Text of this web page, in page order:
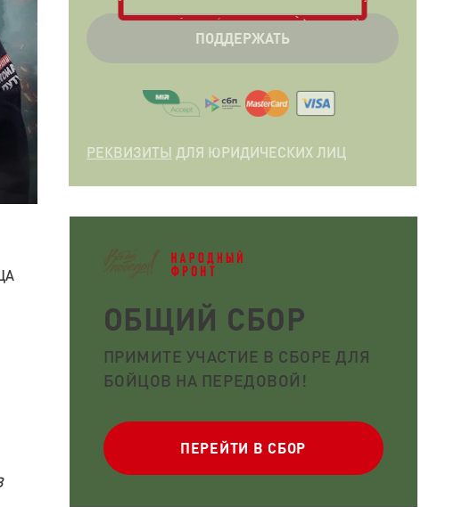
ПОДДЕРЖАТЬ
РЕКВИЗИТЫ ДЛЯ ЮРИДИЧЕСКИХ ЛИЦ
ОБЩИЙ СБОР
ПРИМИТЕ УЧАСТИЕ В СБОРЕ ДЛЯ
БОЙЦОВ НА ПЕРЕДОВОЙ!
ПЕРЕЙТИ В СБОР